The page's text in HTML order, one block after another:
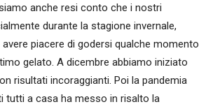
anche resi conto che i nostri
durante la stagione invernale,
piacere di godersi qualche momento
gelato. A dicembre abbiamo iniziato
risultati incoraggianti. Poi la pandemia
tutti a casa ha messo in risalto la